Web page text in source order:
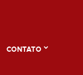
CONTATO